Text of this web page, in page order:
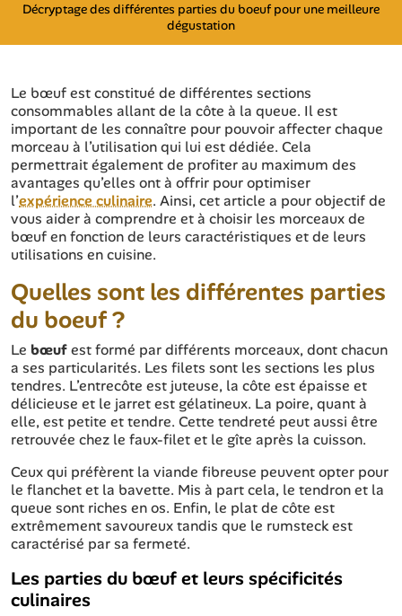
Décryptage des différentes parties du boeuf pour une meilleure
dégustation
Le bœuf est constitué de différentes sections
consommables allant de la côte à la queue. Il est
important de les connaître pour pouvoir affecter chaque
morceau à l’utilisation qui lui est dédiée. Cela
permettrait également de profiter au maximum des
avantages qu’elles ont à offrir pour optimiser
l’expérience culinaire. Ainsi, cet article a pour objectif de
vous aider à comprendre et à choisir les morceaux de
bœuf en fonction de leurs caractéristiques et de leurs
utilisations en cuisine.
Quelles sont les différentes parties
du boeuf ?
Le bœufest formé par différents morceaux, dont chacun
a ses particularités. Les filets sont les sections les plus
tendres. L’entrecôte est juteuse, la côte est épaisse et
délicieuse et le jarret est gélatineux. La poire, quant à
elle, est petite et tendre. Cette tendreté peut aussi être
retrouvée chez le faux-filet et le gîte après la cuisson.
Ceux qui préfèrent la viande fibreuse peuvent opter pour
le flanchet et la bavette. Mis à part cela, le tendron et la
queue sont riches en os. Enfin, le plat de côte est
extrêmement savoureux tandis que le rumsteck est
caractérisé par sa fermeté.
Les parties du bœuf et leurs spécificités
culinaires